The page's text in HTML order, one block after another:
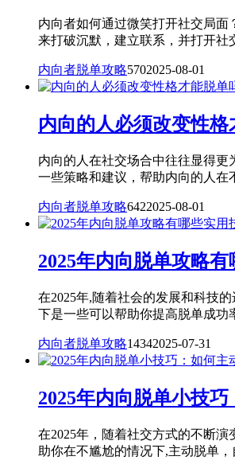
内向者如何通过微笑打开社交局
来打破沉默，建立联系，并打开社
内向者脱单攻略5702025-08-01
内向的人必须改变性格
内向的人在社交场合中往往显得
一些策略和建议，帮助内向的人在
内向者脱单攻略6422025-08-01
2025年内向脱单攻略有
在2025年,随着社会的发展和科技
下是一些可以帮助你提高脱单成功
内向者脱单攻略14342025-07-31
2025年内向脱单小技
在2025年，随着社交方式的不断
助你在不尴尬的情况下,主动脱单，